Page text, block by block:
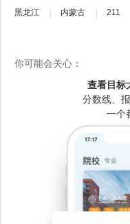
黑龙江 内蒙古 211
你可能会关心：
查看目标
分数线、
一个